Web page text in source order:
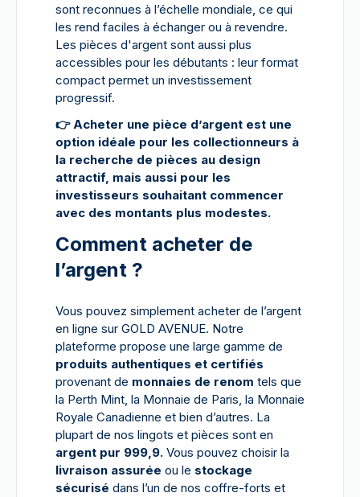
sont reconnues à l’échelle mondiale, ce qui
les rend faciles à échanger ou à revendre.
Les pièces d'argent sont aussi plus
accessibles pour les débutants : leur format
compact permet un investissement
progressif.
👉Acheter une pièce d’argent est une
option idéale pour les collectionneurs à
la recherche de pièces au design
attractif, mais aussi pour les
investisseurs souhaitant commencer
avec des montants plus modestes.
Comment acheter de
l’argent ?
Vous pouvez simplement acheter de l’argent
en ligne sur GOLD AVENUE. Notre
plateforme propose une large gamme de
produits authentiques et certifiés
provenant de monnaies de renom tels que
la Perth Mint, la Monnaie de Paris, la Monnaie
Royale Canadienne et bien d’autres. La
plupart de nos lingots et pièces sont en
argent pur 999,9. Vous pouvez choisir la
livraison assurée ou le stockage
sécurisé dans l’un de nos coffre-forts et